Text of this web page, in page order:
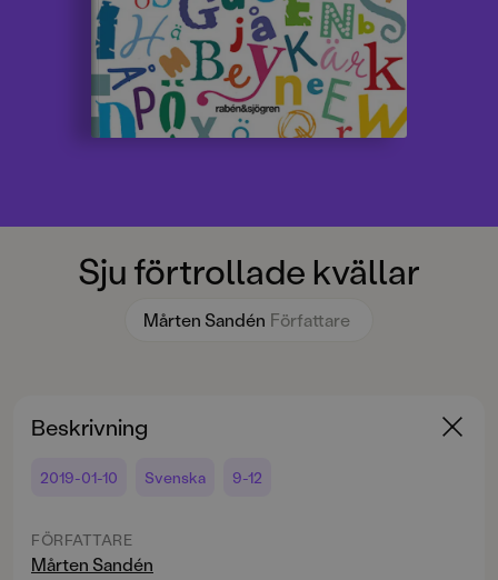
Sju förtrollade kvällar
Mårten Sandén Författare
Beskrivning
2019-01-10 Svenska 9-12
FÖRFATTARE
Mårten Sandén